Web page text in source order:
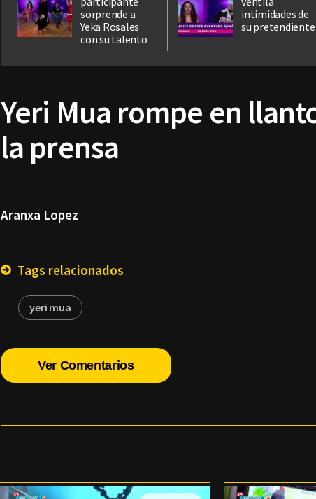
sorprende a
Yeka Rosales
con su talento
intimidades de
su pretendiente
Yeri Mua rompe en
la prensa
Aranxa Lopez
Tags relacionados
yeri mua
Ver Comentarios